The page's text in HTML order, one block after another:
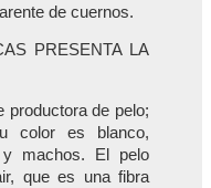
de cuernos.
PRESENTA LA
productora de pelo;
color es blanco,
y machos. El pelo
que es una fibra